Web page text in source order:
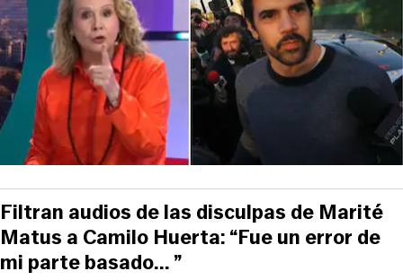
Filtran audios de las disculpas de Marité
Matus a Camilo Huerta: “Fue un error de
mi parte basado... ”